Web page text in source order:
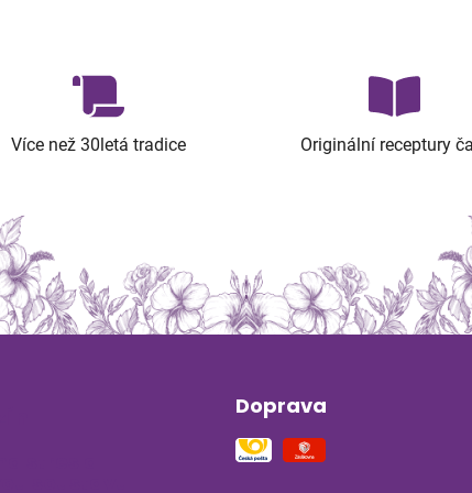
Více než 30letá tradice Originální receptury
Doprava